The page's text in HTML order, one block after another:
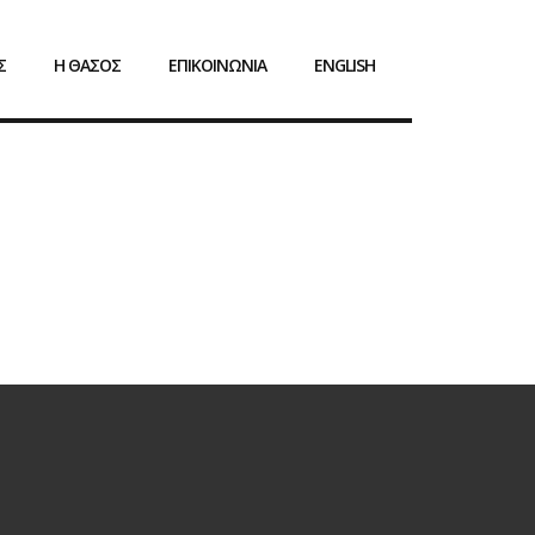
Η ΘΑΣΟΣ ΕΠΙΚΟΙΝΩΝΙΑ ENGLISH